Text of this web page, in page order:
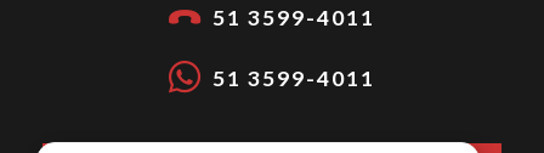
51 3599-4011
51 3599-4011